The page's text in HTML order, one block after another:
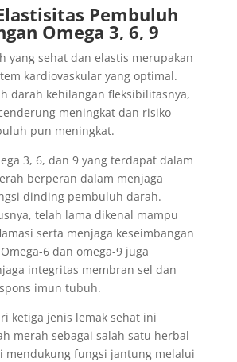
Pembuluh
Omega 3, 6, 9
yang sehat dan elastis merupakan
kardiovaskular yang optimal.
darah kehilangan fleksibilitasnya,
meningkat dan risiko
pun meningkat.
3, 6, dan 9 yang terdapat dalam
berperan dalam menjaga
dinding pembuluh darah.
telah lama dikenal mampu
serta menjaga keseimbangan
6 dan omega-9 juga
integritas membran sel dan
imun tubuh.
ketiga jenis lemak sehat ini
merah sebagai salah satu herbal
mendukung fungsi jantung melalui